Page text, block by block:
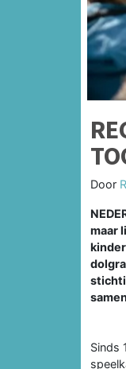
Door
maar
Sinds